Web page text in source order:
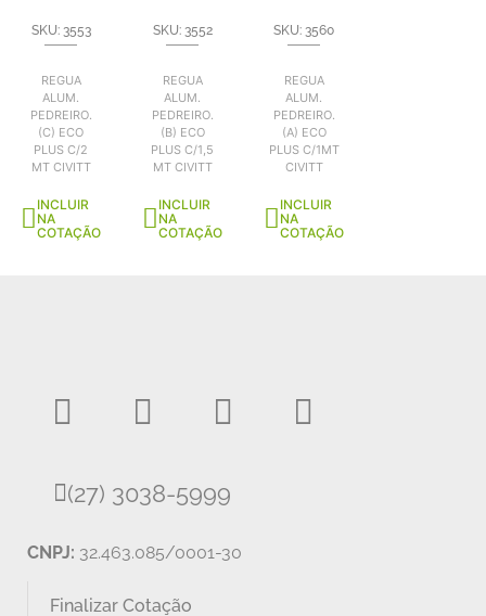
SKU: 3553
REGUA
ALUM.
PEDREIRO.
(C) ECO
PLUS C/2
MT CIVITT
INCLUIR
NA
COTAÇÃO
SKU: 3552
REGUA
ALUM.
PEDREIRO.
(B) ECO
PLUS C/1,5
MT CIVITT
INCLUIR
NA
COTAÇÃO
SKU: 3560
REGUA
ALUM.
PEDREIRO.
(A) ECO
PLUS C/1MT
CIVITT
INCLUIR
NA
COTAÇÃO
(27) 3038-5999
CNPJ: 32.463.085/0001-30
Finalizar Cotação